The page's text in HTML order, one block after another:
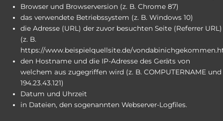
Browser und Browserversion (z. B. Chrome 87)
das verwendete Betriebssystem (z. B. Windows 10)
die Adresse (URL) der zuvor besuchten Seite (Referrer URL)
(z. B.
https://www.beispielquellsite.de/
den Hostname und die IP-Adresse des Geräts von
welchem aus zugegriffen wird (z. B. COMPUTERNAME und
194.23.43.121)
Datum und Uhrzeit
in Dateien, den sogenannten Webserver-Logfiles.